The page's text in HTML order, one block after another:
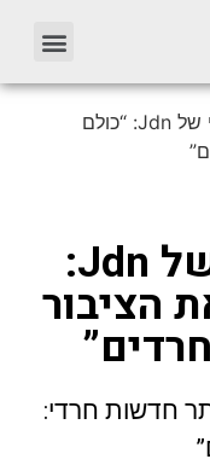
הקמפיין הנקי של Jdn: “כולם
הקמפיין הנקי של Jdn:
הציבור
חדשות חרדי: